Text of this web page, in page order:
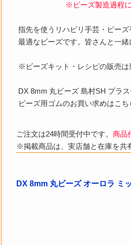
※ビーズ製造過程
指先を使うリハビリ手芸・ビー
最適なビーズです。皆さんと一緒
※ビーズキット・レシピの販売
DX 8mm 丸ビーズ 島村SH プラ
ビーズ用ゴムのお買い求めは
ご注文は24時間受付中です。 商品
※掲載商品は、実店舗と在庫を共
DX 8mm 丸ビーズ オーロラ ミ